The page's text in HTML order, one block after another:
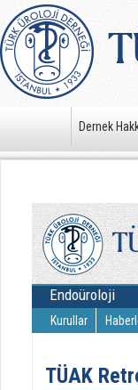
Dernek
Endoüroloji
Kurullar
TÜAK